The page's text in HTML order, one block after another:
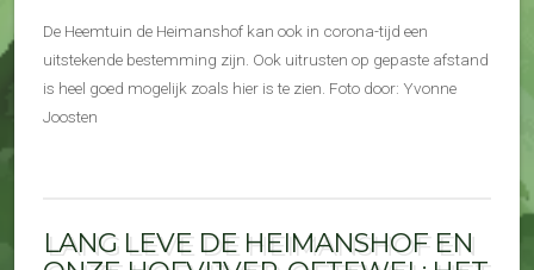
De Heemtuin de Heimanshof kan ook in corona-tijd een
uitstekende bestemming zijn. Ook uitrusten op gepaste afstand
is heel goed mogelijk zoals hier is te zien. Foto door: Yvonne
Joosten
LANG LEVE DE HEIMANSHOF EN